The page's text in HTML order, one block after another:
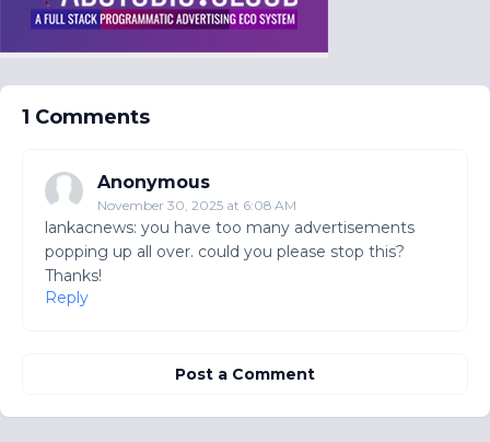
1 Comments
Anonymous
November 30, 2025 at 6:08 AM
lankacnews: you have too many advertisements
popping up all over. could you please stop this?
Thanks!
Reply
Post a Comment